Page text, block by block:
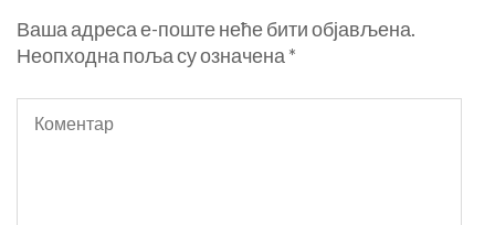
Ваша адреса е-поште неће бити објављена.
Неопходна поља су означена *